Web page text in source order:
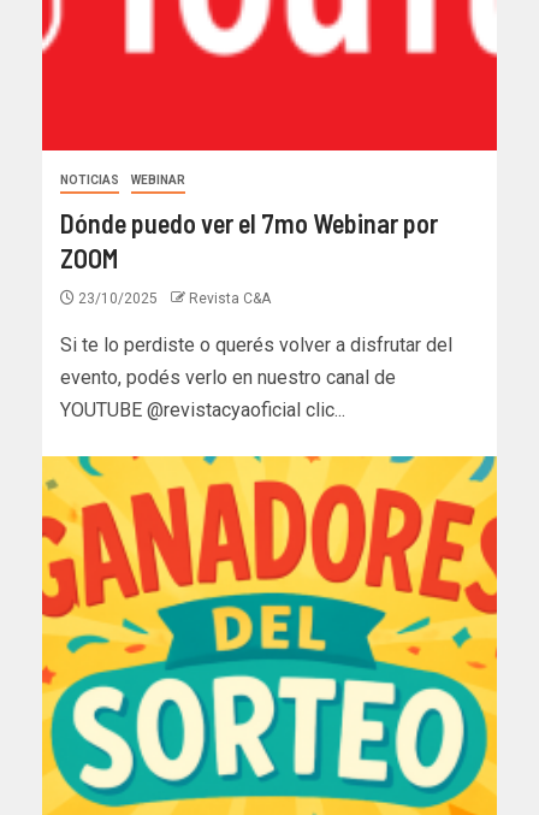
NOTICIAS WEBINAR
Dónde puedo ver el 7mo Webinar por
ZOOM
23/10/2025 Revista C&A
Si te lo perdiste o querés volver a disfrutar del
evento, podés verlo en nuestro canal de
YOUTUBE @revistacyaoficial clic...